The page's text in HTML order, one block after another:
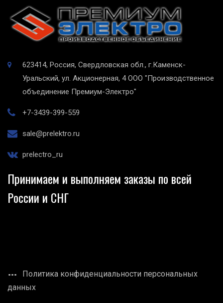
623414, Россия, Свердловская обл., г.Каменск-
Уральский, ул. Акционерная, 4 ООО "Производственное
объединение Премиум-Электро"
+7-3439-399-559
sale@prelektro.ru
prelectro_ru
Принимаем и выполняем заказы по всей
России и СНГ
Политика конфиденциальности персональных
данных